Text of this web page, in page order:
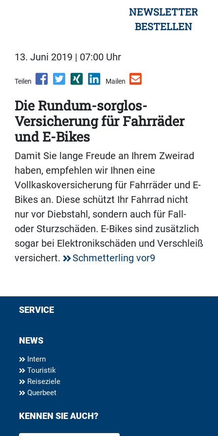
NEWSLETTER
BESTELLEN
13. Juni 2019 | 07:00 Uhr
Teilen Mailen
Die Rundum-sorglos-
Versicherung für Fahrräder
und E-Bikes
Damit Sie lange Freude an Ihrem Zweirad
haben, empfehlen wir Ihnen eine
Vollkaskoversicherung für Fahrräder und E-
Bikes an. Diese schützt Ihr Fahrrad nicht
nur vor Diebstahl, sondern auch für Fall-
oder Sturzschäden. E-Bikes sind zusätzlich
sogar bei Elektronikschäden und Verschleiß
versichert.
Schmetterling vor9
SERVICE
NEWS
Intern
Touristik
Reiseziele
Querbeet
KENNEN SIE AUCH?